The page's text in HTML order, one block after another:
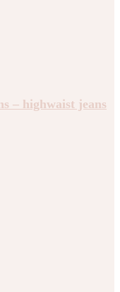
– highwaist jeans